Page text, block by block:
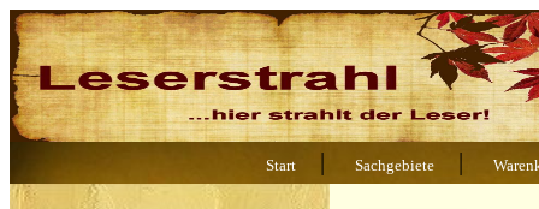
Start | Sachgebiete |